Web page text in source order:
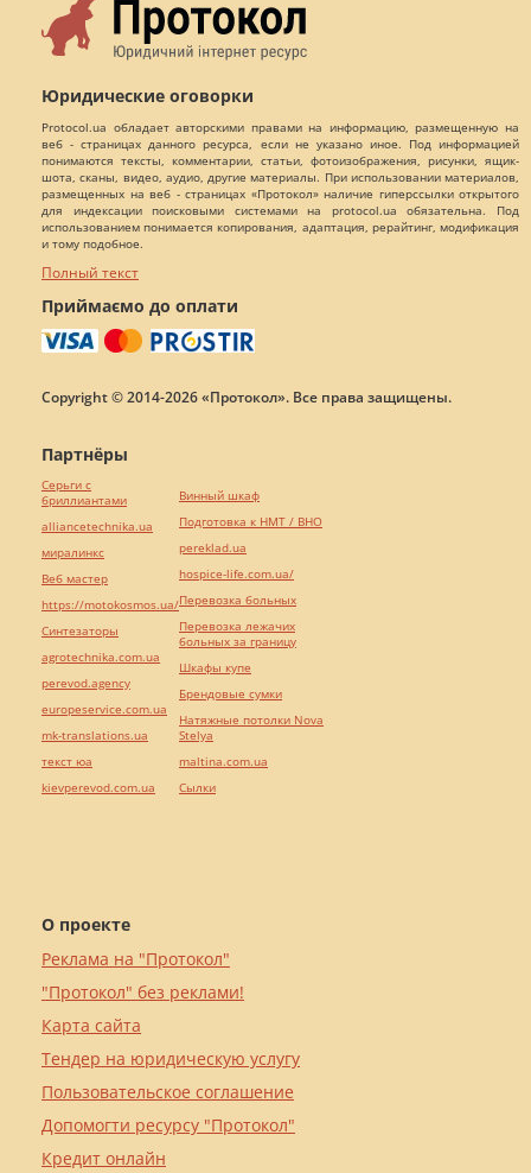
Юридические оговорки
Protocol.ua обладает авторскими правами на информацию, размещенную на
веб - страницах данного ресурса, если не указано иное. Под информацией
понимаются тексты, комментарии, статьи, фотоизображения, рисунки, ящик-
шота, сканы, видео, аудио, другие материалы. При использовании материалов,
размещенных на веб - страницах «Протокол» наличие гиперссылки открытого
для индексации поисковыми системами на protocol.ua обязательна. Под
использованием понимается копирования, адаптация, рерайтинг, модификация
и тому подобное.
Полный текст
Приймаємо до оплати
Copyright © 2014-2026 «Протокол». Все права защищены.
О проекте
Реклама на "Протокол"
"Протокол" без реклами!
Карта сайта
Тендер на юридическую услугу
Пользовательское соглашение
Допомогти ресурсу "Протокол"
Кредит онлайн
Партнёры
Серьги с
бриллиантами
alliancetechnika.ua
миралинкс
Веб мастер
https://motokosmos.ua/
Синтезаторы
agrotechnika.com.ua
perevod.agency
europeservice.com.ua
mk-translations.ua
текст юа
kievperevod.com.ua
Винный шкаф
Подготовка к НМТ / ВНО
pereklad.ua
hospice-life.com.ua/
Перевозка больных
Перевозка лежачих
больных за границу
Шкафы купе
Брендовые сумки
Натяжные потолки Nova
Stelya
maltina.com.ua
Cылки